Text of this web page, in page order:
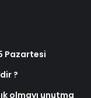
Pazartesi
?
olmayı unutma